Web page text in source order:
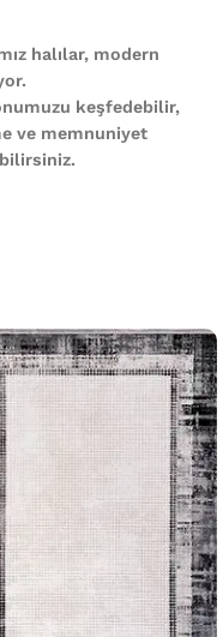
halılar, modern
keşfedebilir,
ve memnuniyet